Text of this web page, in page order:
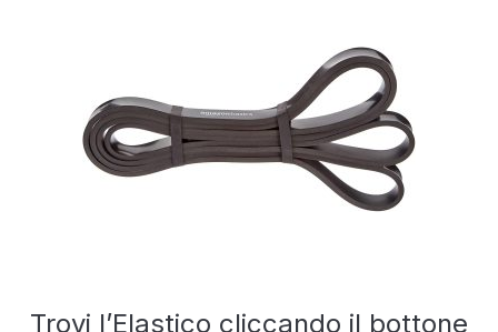
Trovi l’Elastico cliccando il bottone